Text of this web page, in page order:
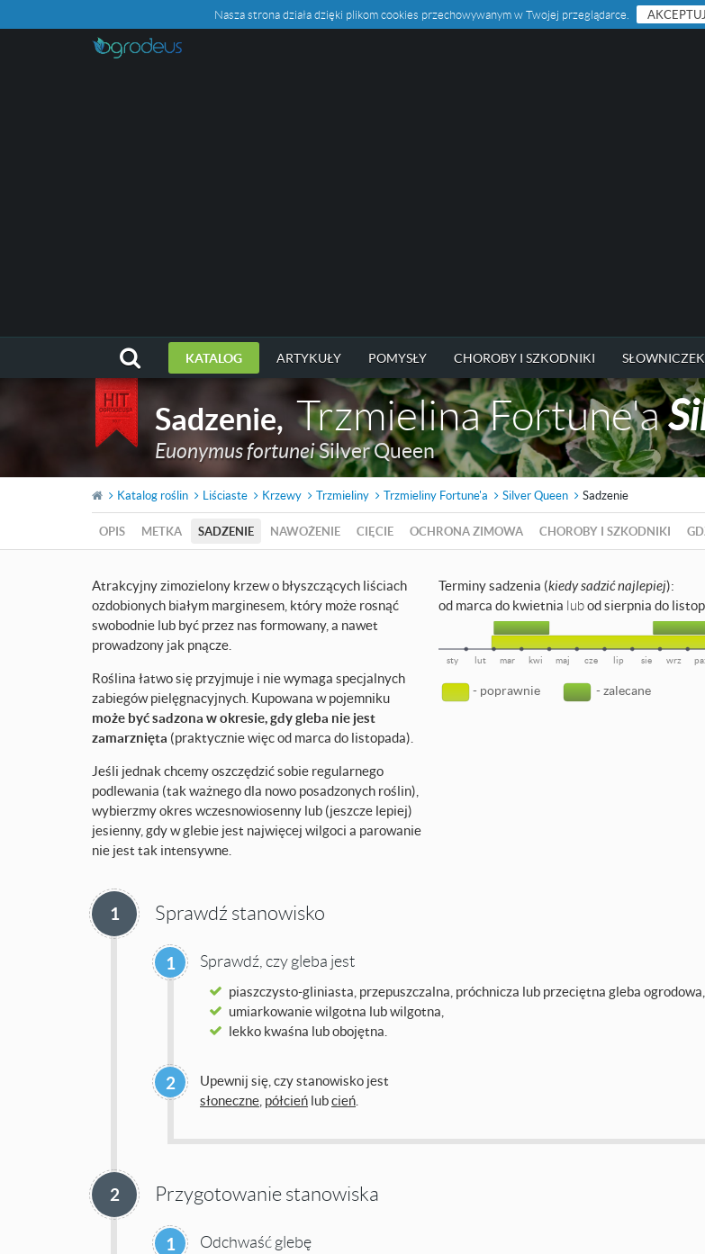
Nasza strona działa dzięki plikom cookies przechowywanym w Twojej przeglądarce.
KATALOG ARTYKUŁY POMYSŁY CHOROBY I SZKODNIKI SŁOWNICZEK
Sadzenie,Trzmielina Fortune'a
Euonymus fortuneiSilver Queen
Katalog roślin Liściaste Krzewy Trzmieliny Trzmieliny Fortune'a Silver Queen Sadzenie
OPIS METKA SADZENIE NAWOŻENIE CIĘCIE OCHRONA ZIMOWA CHOROBY I SZKODNIKI
Atrakcyjny zimozielony krzew o błyszczących liściach
ozdobionych białym marginesem, który może rosnąć
swobodnie lub być przez nas formowany, a nawet
prowadzony jak pnącze.
Roślina łatwo się przyjmuje i nie wymaga specjalnych
zabiegów pielęgnacyjnych. Kupowana w pojemniku
może być sadzona w okresie, gdy gleba nie jest
zamarznięta (praktycznie więc od marca do listopada).
Jeśli jednak chcemy oszczędzić sobie regularnego
podlewania (tak ważnego dla nowo posadzonych roślin),
wybierzmy okres wczesnowiosenny lub (jeszcze lepiej)
jesienny, gdy w glebie jest najwięcej wilgoci a parowanie
nie jest tak intensywne.
Terminy sadzenia (kiedy sadzić najlepiej):
od marca do kwietnia lubod sierpnia do
sty lut mar kwi maj cze lip sie wrz
- poprawnie - zalecane
1 Sprawdź stanowisko
1 Sprawdź, czy gleba jest
piaszczysto-gliniasta, przepuszczalna, próchnicza lub przeciętna gleba ogrodowa,
umiarkowanie wilgotna lub wilgotna,
lekko kwaśna lub obojętna.
2
Upewnij się, czy stanowisko jest
słoneczne półcień lubcień
2 Przygotowanie stanowiska
1 Odchwaść glebę